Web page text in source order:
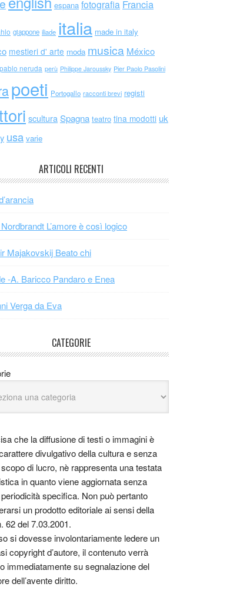
espana fotografia Francia
giappone iliade italia made in italy
mestieri d' arte moda musica México
pablo neruda perù Philippe Jaroussky Pier Paolo Pasolini
poeti Portogallo racconti brevi registi
scultura Spagna teatro tina modotti uk
usa varie
ARTICOLI RECENTI
L’amore è così logico
Majakovskij Beato chi
-A. Baricco Pandaro e Enea
Verga da Eva
CATEGORIE
che la diffusione di testi o immagini è
divulgativo della cultura e senza
di lucro, nè rappresenta una testata
in quanto viene aggiornata senza
specifica. Non può pertanto
un prodotto editoriale ai sensi della
62 del 7.03.2001.
si dovesse involontariamente ledere un
copyright d’autore, il contenuto verrà
immediatamente su segnalazione del
dell’avente diritto.